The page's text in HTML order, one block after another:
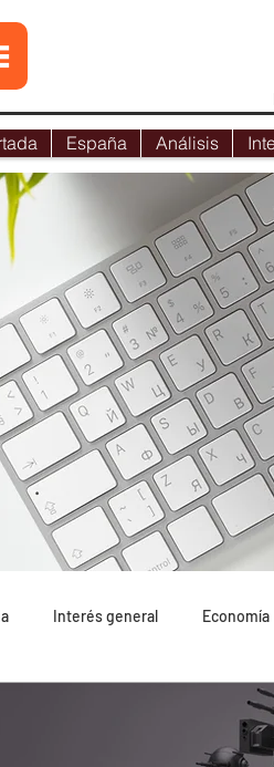
España Análisis
Interés general Economía
Lo más leído